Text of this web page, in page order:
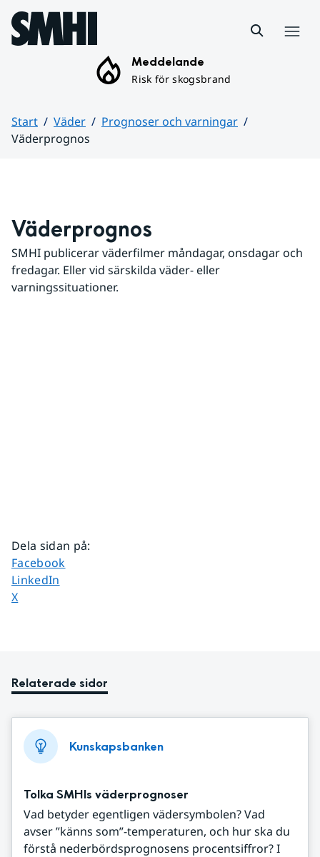
Hoppa till sidans innehåll
Meddelande
Risk för skogsbrand
Start Väder
Prognoser och varningar
Väderprognos
Väderprognos
SMHI publicerar väderfilmer måndagar, onsdagar och
fredagar. Eller vid särskilda väder- eller
varningssituationer.
Dela sidan på:
Dela sidan på
Facebook
Dela sidan på
LinkedIn
Dela sidan på
X
Relaterade sidor
Kunskapsbanken
Tolka SMHIs väderprognoser
Vad betyder egentligen vädersymbolen? Vad
avser ”känns som”-temperaturen, och hur ska du
förstå nederbördsprognosens procentsiffror? I